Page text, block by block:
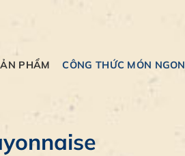
PHẨM CÔNG THỨC MÓN NGON